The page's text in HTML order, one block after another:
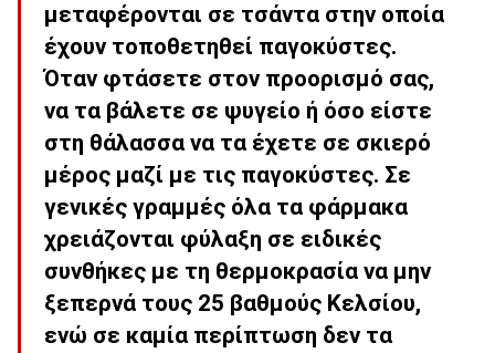
μεταφέρονται σε τσάντα στην οποία
έχουν τοποθετηθεί παγοκύστες.
Όταν φτάσετε στον προορισμό σας,
να τα βάλετε σε ψυγείο ή όσο είστε
στη θάλασσα να τα έχετε σε σκιερό
μέρος μαζί με τις παγοκύστες. Σε
γενικές γραμμές όλα τα φάρμακα
χρειάζονται φύλαξη σε ειδικές
συνθήκες με τη θερμοκρασία να μην
ξεπερνά τους 25 βαθμούς Κελσίου,
ενώ σε καμία περίπτωση δεν τα